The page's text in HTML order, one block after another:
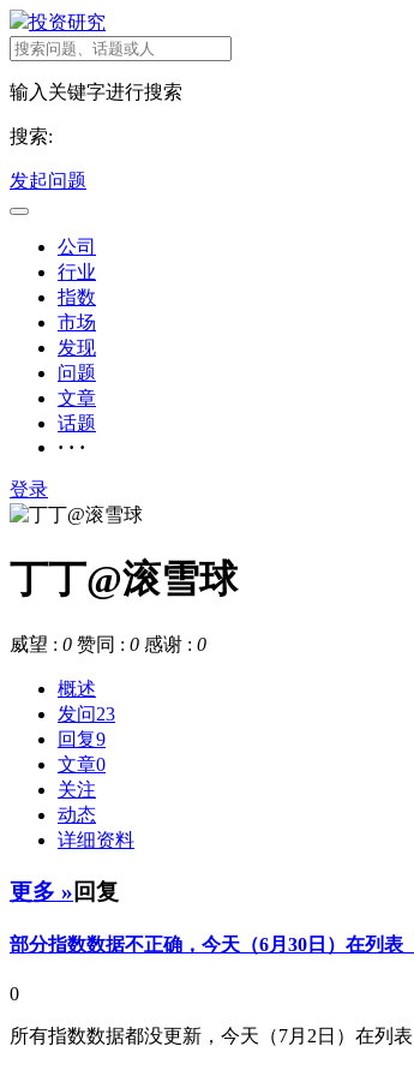
投资研究
输入关键字进行搜索
搜索:
发起问题
公司
行业
指数
市场
发现
问题
文章
话题
· · ·
登录
丁丁@滚雪球
威望 : 0 赞同 : 0 感谢 : 0
概述
发问23
回复9
文章0
关注
动态
详细资料
更多 »回复
部分指数数据不正确，今天（6月30日）在列表
0
所有指数数据都没更新，今天（7月2日）在列